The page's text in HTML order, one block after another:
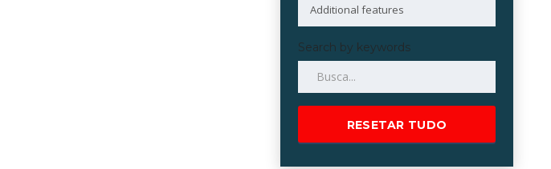
Search by keywords
RESETAR TUDO